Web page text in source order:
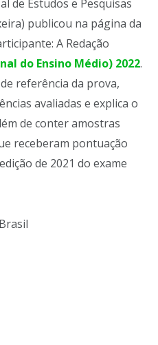
de Estudos e Pesquisas
publicou na página da
A Redação
do Ensino Médio) 2022.
referência da prova,
avaliadas e explica o
de conter amostras
receberam pontuação
de 2021 do exame